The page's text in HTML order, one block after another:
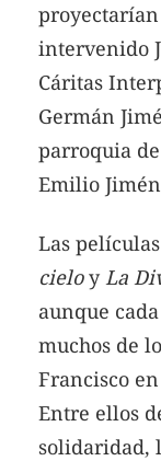
intervenido
Cáritas
Germán
parroquia
Emilio
Las
cieloy La
aunque
muchos de
Francisco
Entre ellos
solidaridad,